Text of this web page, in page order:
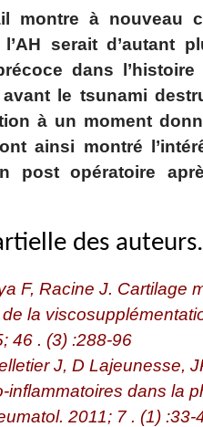
montre à nouveau
serait d’autant
dans l’histoire
le tsunami
à un moment
ainsi montré
post opératoire
des auteurs.
F, Racine J. Cartilage
de la
46 . (3) :288-96
J, D Lajeunesse,
inflammatoires dans la
2011; 7 . (1) :33-